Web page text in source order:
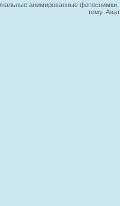
анимированные
тему.